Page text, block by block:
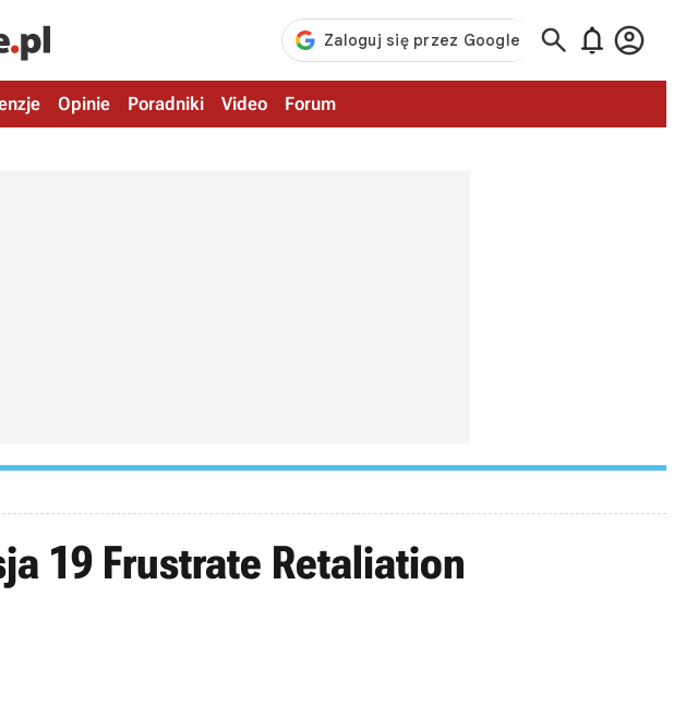
  
Opinie Poradniki Video Forum
19 Frustrate Retaliation